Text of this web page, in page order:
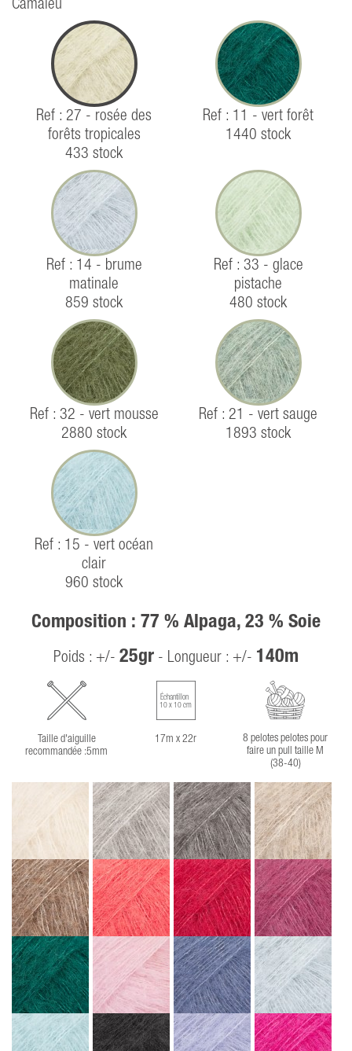
Camaïeu
Ref : 27 - rosée des
forêts tropicales
433 stock
Ref : 11 - vert forêt
1440 stock
Ref : 14 - brume
matinale
859 stock
Ref : 33 - glace
pistache
480 stock
Ref : 32 - vert mousse
2880 stock
Ref : 21 - vert sauge
1893 stock
Ref : 15 - vert océan
clair
960 stock
Composition : 77 % Alpaga, 23 % Soie
Poids : +/- 25gr - Longueur : +/- 140m
Taille d'aiguille
recommandée :5mm
Échantillon
10 x 10 cm
17m x 22r
8 pelotes pelotes pour
faire un pull taille M
(38-40)